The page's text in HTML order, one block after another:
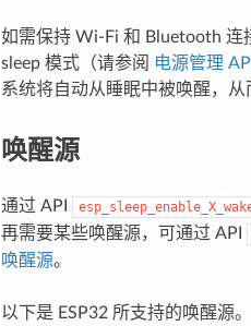
如需保持 Wi-Fi 和 Bluetooth 连
sleep 模式（请参阅 电源管理 API
系统将自动从睡眠中被唤醒，从
唤醒源
通过 API
再需要某些唤醒源，可通过 API
唤醒源。
以下是 ESP32 所支持的唤醒源。